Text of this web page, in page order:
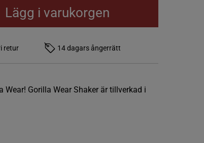
Lägg i varukorgen
retur 14 dagars ångerrätt
Gorilla Wear Shaker är tillverkad i